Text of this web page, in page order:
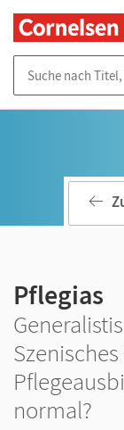
Pflegias
normal?